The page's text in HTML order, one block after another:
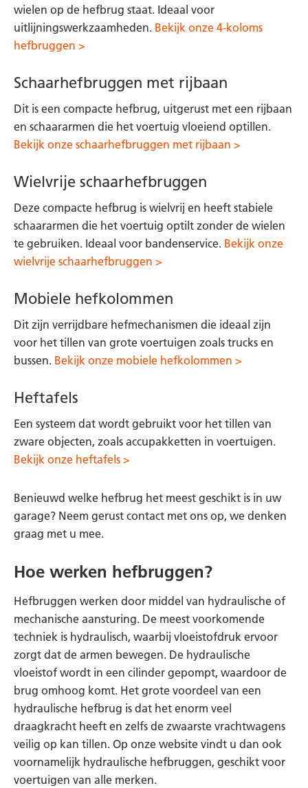
wielen op de hefbrug staat. Ideaal voor
uitlijningswerkzaamheden. Bekijk onze 4-koloms
hefbruggen >
Schaarhefbruggen met rijbaan
Dit is een compacte hefbrug, uitgerust met een rijbaan
en schaararmen die het voertuig vloeiend optillen.
Bekijk onze schaarhefbruggen met rijbaan >
Wielvrije schaarhefbruggen
Deze compacte hefbrug is wielvrij en heeft stabiele
schaararmen die het voertuig optilt zonder de wielen
te gebruiken. Ideaal voor bandenservice. Bekijk onze
wielvrije schaarhefbruggen >
Mobiele hefkolommen
Dit zijn verrijdbare hefmechanismen die ideaal zijn
voor het tillen van grote voertuigen zoals trucks en
bussen. Bekijk onze mobiele hefkolommen >
Heftafels
Een systeem dat wordt gebruikt voor het tillen van
zware objecten, zoals accupakketten in voertuigen.
Bekijk onze heftafels >
Benieuwd welke hefbrug het meest geschikt is in uw
garage? Neem gerust contact met ons op, we denken
graag met u mee.
Hoe werken hefbruggen?
Hefbruggen werken door middel van hydraulische of
mechanische aansturing. De meest voorkomende
techniek is hydraulisch, waarbij vloeistofdruk ervoor
zorgt dat de armen bewegen. De hydraulische
vloeistof wordt in een cilinder gepompt, waardoor de
brug omhoog komt. Het grote voordeel van een
hydraulische hefbrug is dat het enorm veel
draagkracht heeft en zelfs de zwaarste vrachtwagens
veilig op kan tillen. Op onze website vindt u dan ook
voornamelijk hydraulische hefbruggen, geschikt voor
voertuigen van alle merken.